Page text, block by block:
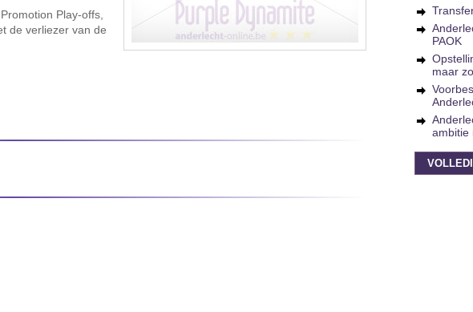
Play-offs,
de verliezer van de
PAOK
maar
ambitie